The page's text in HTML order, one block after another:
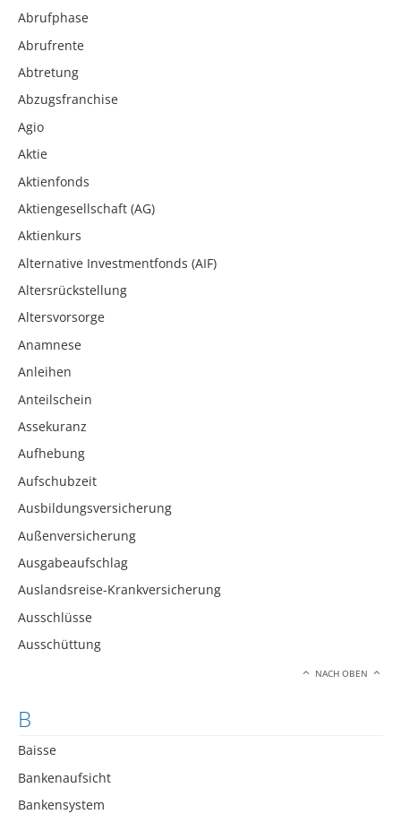
Abrufphase
Abrufrente
Abtretung
Abzugsfranchise
Agio
Aktie
Aktienfonds
Aktiengesellschaft (AG)
Aktienkurs
Alternative Investmentfonds (AIF)
Altersrückstellung
Altersvorsorge
Anamnese
Anleihen
Anteilschein
Assekuranz
Aufhebung
Aufschubzeit
Ausbildungsversicherung
Außenversicherung
Ausgabeaufschlag
Auslandsreise-Krankversicherung
Ausschlüsse
Ausschüttung
NACH OBEN
B
Baisse
Bankenaufsicht
Bankensystem